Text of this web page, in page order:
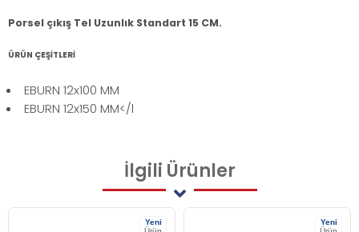
Porsel çıkış Tel Uzunlık Standart 15 CM.
ÜRÜN ÇEŞİTLERİ
EBURN 12x100 MM
EBURN 12x150 MM</l
İlgili Ürünler
Yeni
Yeni